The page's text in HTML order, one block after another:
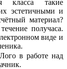
класса такие
эстетичными и
материал?
получаса.
виде и
в работе над